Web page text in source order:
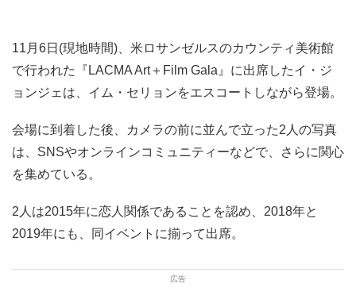
11月6日(現地時間)、米ロサンゼルスのカウンティ美術館
で行われた『LACMA Art＋Film Gala』に出席したイ・ジ
ョンジェは、イム・セリョンをエスコートしながら登場。
会場に到着した後、カメラの前に並んで立った2人の写真
は、SNSやオンラインコミュニティーなどで、さらに関心
を集めている。
2人は2015年に恋人関係であることを認め、2018年と
2019年にも、同イベントに揃って出席。